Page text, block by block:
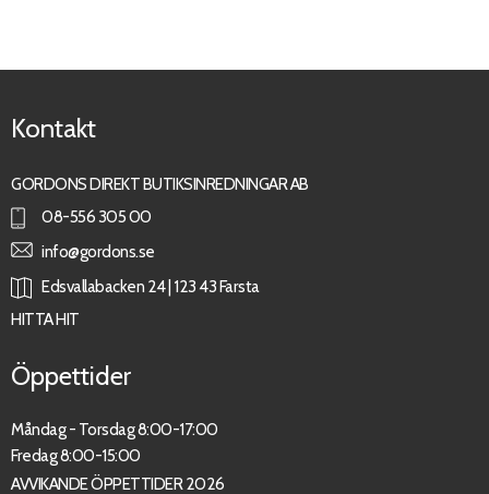
Kontakt
GORDONS DIREKT BUTIKSINREDNINGAR AB
08-556 305 00
info@gordons.se
Edsvallabacken 24 | 123 43 Farsta
HITTA HIT
Öppettider
Måndag - Torsdag 8:00-17:00
Fredag 8:00-15:00
AVVIKANDE ÖPPETTIDER 2026